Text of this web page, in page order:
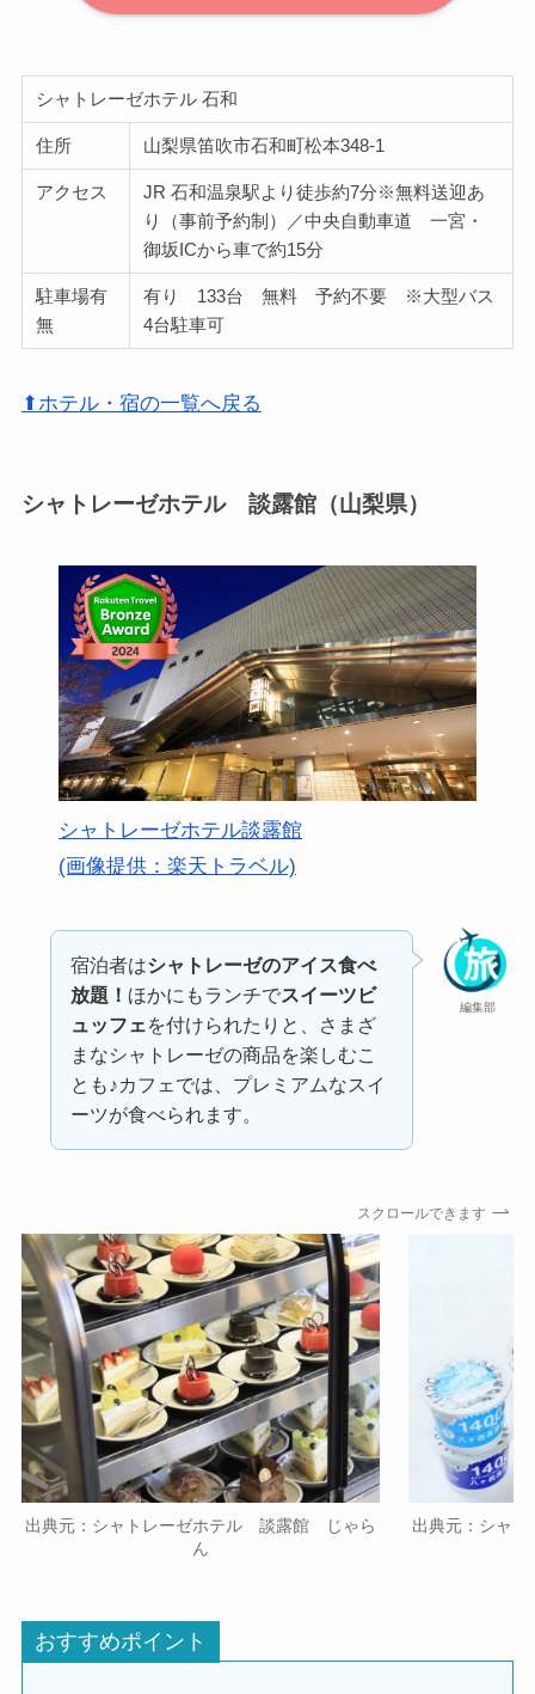
シャトレーゼホテル 石和
住所 山梨県笛吹市石和町松本348-1
アクセス
JR 石和温泉駅より徒歩約7分※無料送迎あ
り（事前予約制）／中央自動車道 一宮・
御坂ICから車で約15分
駐車場有
無
有り 133台 無料 予約不要 ※大型バス
4台駐車可
⬆ホテル・宿の一覧へ戻る
シャトレーゼホテル 談露館（山梨県）
シャトレーゼホテル談露館
(画像提供：楽天トラベル)
編集部
宿泊者はシャトレーゼのアイス食べ
放題！ ほかにもランチでスイーツビ
ュッフェを付けられたりと、さまざ
まなシャトレーゼの商品を楽しむこ
とも♪カフェでは、プレミアムなスイ
ーツが食べられます。
スクロールできます
出典元：シャトレーゼホテル 談露館 じゃら
ん
出典元：シャ
おすすめポイント